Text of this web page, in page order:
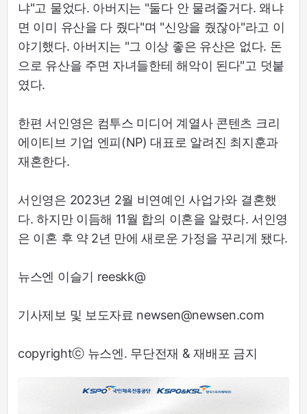
냐"고 물었다. 아버지는 "둘다 안 물려줄거다. 왜냐
면 이미 유산을 다 줬다"며 "신앙을 줬잖아"라고 이
야기했다. 아버지는 "그 이상 좋은 유산은 없다. 돈
으로 유산을 주면 자녀들한테 해악이 된다"고 덧붙
였다.
한편 서인영은 컴투스 미디어 계열사 콘텐츠 크리
에이티브 기업 엔피(NP) 대표로 알려진 최지훈과
재혼한다.
서인영은 2023년 2월 비연예인 사업가와 결혼했
다. 하지만 이듬해 11월 합의 이혼을 알렸다. 서인영
은 이혼 후 약 2년 만에 새로운 가정을 꾸리게 됐다.
뉴스엔 이슬기 reeskk@
기사제보 및 보도자료 newsen@newsen.com
copyrightⓒ 뉴스엔. 무단전재 & 재배포 금지